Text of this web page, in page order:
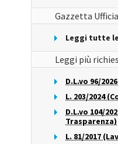
Gazzetta
Leggi tutte
Leggi più
D.L.vo 96/
L. 203/2024
D.L.vo 104/
Trasparenza)
L. 81/2017